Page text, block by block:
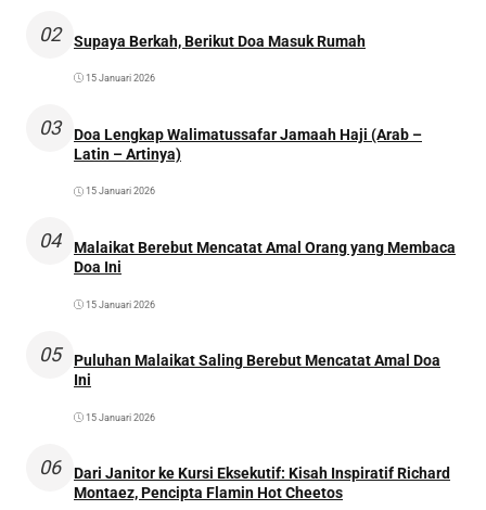
02 Supaya Berkah, Berikut Doa Masuk Rumah
15 Januari 2026
03
Doa Lengkap Walimatussafar Jamaah Haji (Arab –
Latin – Artinya)
15 Januari 2026
04
Malaikat Berebut Mencatat Amal Orang yang Membaca
Doa Ini
15 Januari 2026
05
Puluhan Malaikat Saling Berebut Mencatat Amal Doa
Ini
15 Januari 2026
06
Dari Janitor ke Kursi Eksekutif: Kisah Inspiratif Richard
Montaez, Pencipta Flamin Hot Cheetos